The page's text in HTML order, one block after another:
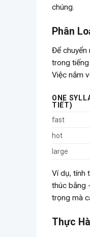
chúng.
Phân
Để chuyển
trong
Việc nắm
ONE
TIẾT)
fast
hot
large
Ví dụ, tính
thúc bằng
trọng mà
Thực